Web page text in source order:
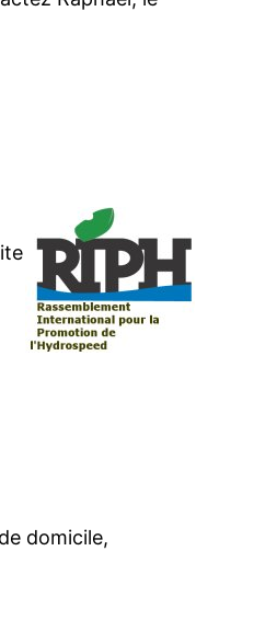
domicile,